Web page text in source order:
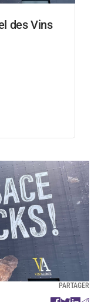
des Vins
PARTAGER